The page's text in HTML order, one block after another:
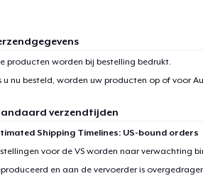
producten worden bij bestelling bedrukt.
u nu besteld, worden uw producten op of voor
verzendtijden
Shipping Timelines: US-bound orders
voor de VS worden naar verwachting
en aan de vervoerder is